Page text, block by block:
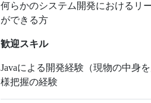
何らかのシステム開発におけるリ
ができる方
歓迎スキル
Javaによる開発経験（現物の中身
様把握の経験